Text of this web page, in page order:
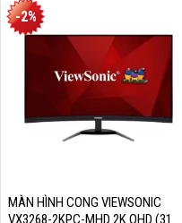
7.590.000₫.
tại
là:
6.890.000₫.
-2%
MÀN HÌNH CONG VIEWSONIC
VX3268-2KPC-MHD 2K QHD (31.5